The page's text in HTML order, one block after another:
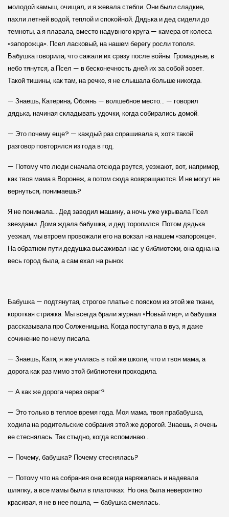
молодой камыш, очищал, и я жевала стебли. Они были сладкие,
пахли летней водой, теплой и спокойной. Дядька и дед сидели до
темноты, а я плавала, вместо надувного круга — камера от колеса
«запорожца». Псел ласковый, на нашем берегу росли тополя.
Бабушка говорила, что сажали их сразу после войны. Громадные, в
небо тянутся, а Псел — в бесконечность дней их за собой зовет.
Такой тишины, как там, на речке, я не слышала больше никогда.
— Знаешь, Катерина, Обоянь — волшебное место… — говорил
дядька, начиная складывать удочки, когда собирались домой.
— Это почему еще? — каждый раз спрашивала я, хотя такой
разговор повторялся из года в год.
— Потому что люди сначала отсюда рвутся, уезжают, вот, например,
как твоя мама в Воронеж, а потом сюда возвращаются. И не могут не
вернуться, понимаешь?
Я не понимала… Дед заводил машину, а ночь уже укрывала Псел
звездами. Дома ждала бабушка, и дед торопился. Потом дядька
уезжал, мы втроем провожали его на вокзал на нашем «запорожце».
На обратном пути дедушка высаживал нас у библиотеки, она одна на
весь город была, а сам ехал на рынок.
Бабушка — подтянутая, строгое платье с пояском из этой же ткани,
короткая стрижка. Мы всегда брали журнал «Новый мир», и бабушка
рассказывала про Солженицына. Когда поступала в вуз, я даже
сочинение по нему писала.
— Знаешь, Катя, я же училась в той же школе, что и твоя мама, а
дорога как раз мимо этой библиотеки проходила.
— А как же дорога через овраг?
— Это только в теплое время года. Моя мама, твоя прабабушка,
ходила на родительские собрания этой же дорогой. Знаешь, я очень
ее стеснялась. Так стыдно, когда вспоминаю…
— Почему, бабушка? Почему стеснялась?
— Потому что на собрания она всегда наряжалась и надевала
шляпку, а все мамы были в платочках. Но она была невероятно
красивая, я не в нее пошла, — бабушка смеялась.